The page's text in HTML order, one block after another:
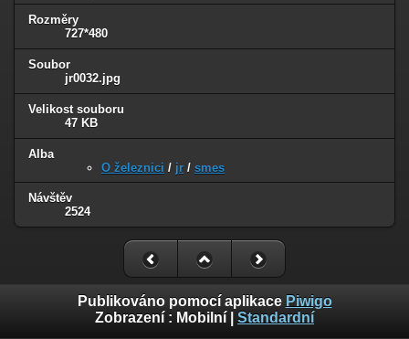
Rozměry
727*480
Soubor
jr0032.jpg
Velikost souboru
47 KB
Alba
O železnici / jr / smes
Návštěv
2524
Publikováno pomocí aplikace Piwigo
Zobrazení : Mobilní Standardní